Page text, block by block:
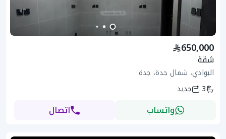
650,000
شقة
البوادي، شمال جدة، جدة
3
جديد
واتساب اتصال